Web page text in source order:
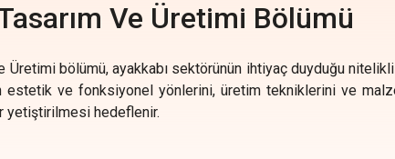
Ve Üretimi Bölümü
Üretimi bölümü, ayakkabı sektörünün ihtiyaç duyduğu
estetik ve fonksiyonel yönlerini, üretim tekniklerini ve
yetiştirilmesi hedeflenir.